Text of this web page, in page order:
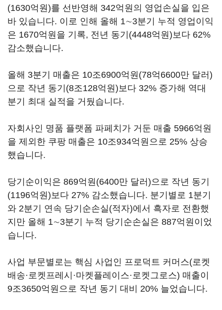
(1630억원)를 선반영해 342억원의 영업손실을 입은
바 있습니다. 이로 인해 올해 1∼3분기 누적 영업이익
은 1670억원을 기록, 전년 동기(4448억원)보다 62%
감소했습니다.
올해 3분기 매출은 10조6900억원(78억6600만 달러)
으로 작년 동기(8조128억원)보다 32% 증가해 역대
분기 최대 실적을 거뒀습니다.
자회사인 명품 플랫폼 파페치가 거둔 매출 5966억원
을 제외한 쿠팡 매출은 10조934억원으로 25% 상승
했습니다.
당기순이익은 869억원(6400만 달러)으로 작년 동기
(1196억원)보다 27% 감소했습니다. 분기별로 1분기
와 2분기 연속 당기순손실(적자)에서 흑자로 전환했
지만 올해 1∼3분기 누적 당기순손실은 887억원이었
습니다.
사업 부문별로는 핵심 사업인 프로덕트 커머스(로켓
배송·로켓프레시·마켓플레이스·로켓그로스) 매출이
9조3650억원으로 작년 동기 대비 20% 늘었습니다.